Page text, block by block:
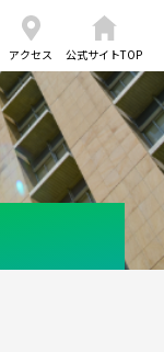
アクセス 公式サイトTOP